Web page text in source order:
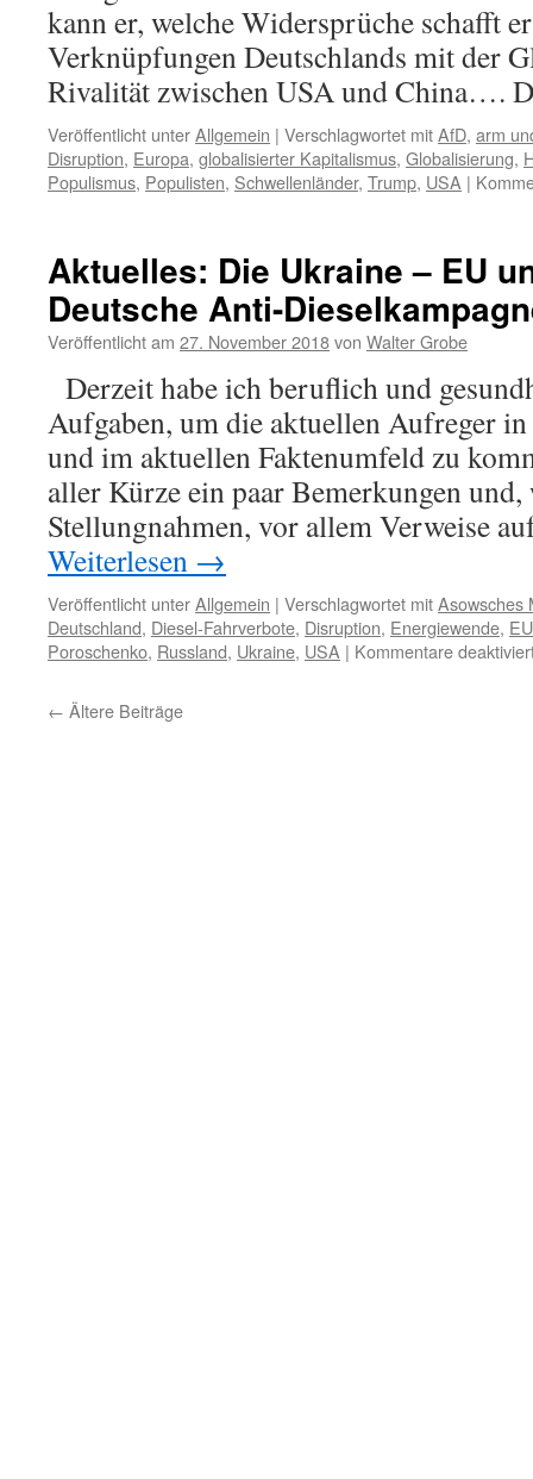
kann er, welche Widersprüche schafft
Verknüpfungen Deutschlands mit der
Rivalität zwischen USA und China….
Veröffentlicht unterAllgemein | Verschlagwortet mitAfD, arm
Disruption, Europa, globalisierter Kapitalismus, Globalisierung,
Populismus, Populisten, Schwellenländer, Trump, USA |
Aktuelles: Die Ukraine – EU
Deutsche Anti-
Veröffentlicht am 27. November 2018von Walter Grobe
Derzeit habe ich beruflich und
Aufgaben, um die aktuellen Aufreger
und im aktuellen Faktenumfeld zu
aller Kürze ein paar Bemerkungen
Stellungnahmen, vor allem Verweise
Weiterlesen →
Veröffentlicht unterAllgemein | Verschlagwortet mitAsowsches
Deutschland, Diesel-Fahrverbote, Disruption, Energiewende, EU
Poroschenko, Russland, Ukraine, USA | Kommentare
← Ältere Beiträge